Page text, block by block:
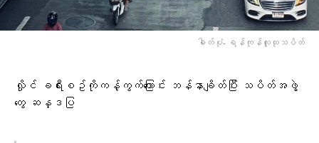
ဓါတ်ပုံ- ရန်ကုန်လူထုသပိတ်
လှိုင် ခရီးစဥ်ကိုကန့်ကွက်​ကြောင်း ဘန်နာချိတ်ပြီး သပိတ်အဖွဲ့​
တွေ ဆန္ဒပြ